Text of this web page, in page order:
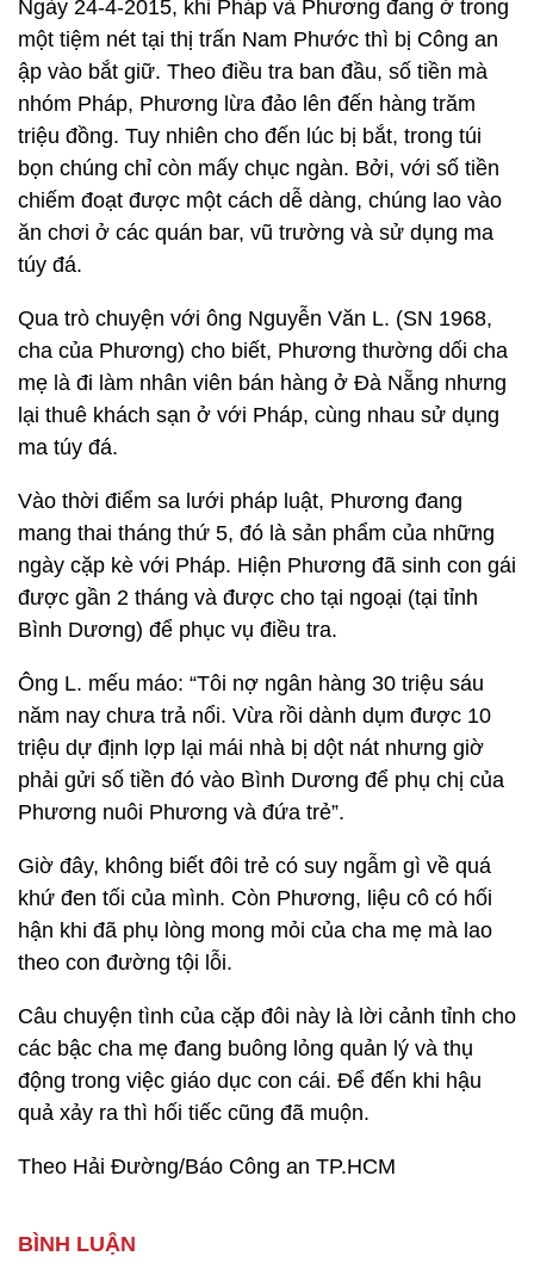
Ngày 24-4-2015, khi Pháp và Phương đang ở trong
một tiệm nét tại thị trấn Nam Phước thì bị Công an
ập vào bắt giữ. Theo điều tra ban đầu, số tiền mà
nhóm Pháp, Phương lừa đảo lên đến hàng trăm
triệu đồng. Tuy nhiên cho đến lúc bị bắt, trong túi
bọn chúng chỉ còn mấy chục ngàn. Bởi, với số tiền
chiếm đoạt được một cách dễ dàng, chúng lao vào
ăn chơi ở các quán bar, vũ trường và sử dụng ma
túy đá.
Qua trò chuyện với ông Nguyễn Văn L. (SN 1968,
cha của Phương) cho biết, Phương thường dối cha
mẹ là đi làm nhân viên bán hàng ở Đà Nẵng nhưng
lại thuê khách sạn ở với Pháp, cùng nhau sử dụng
ma túy đá.
Vào thời điểm sa lưới pháp luật, Phương đang
mang thai tháng thứ 5, đó là sản phẩm của những
ngày cặp kè với Pháp. Hiện Phương đã sinh con gái
được gần 2 tháng và được cho tại ngoại (tại tỉnh
Bình Dương) để phục vụ điều tra.
Ông L. mếu máo: “Tôi nợ ngân hàng 30 triệu sáu
năm nay chưa trả nổi. Vừa rồi dành dụm được 10
triệu dự định lợp lại mái nhà bị dột nát nhưng giờ
phải gửi số tiền đó vào Bình Dương để phụ chị của
Phương nuôi Phương và đứa trẻ”.
Giờ đây, không biết đôi trẻ có suy ngẫm gì về quá
khứ đen tối của mình. Còn Phương, liệu cô có hối
hận khi đã phụ lòng mong mỏi của cha mẹ mà lao
theo con đường tội lỗi.
Câu chuyện tình của cặp đôi này là lời cảnh tỉnh cho
các bậc cha mẹ đang buông lỏng quản lý và thụ
động trong việc giáo dục con cái. Để đến khi hậu
quả xảy ra thì hối tiếc cũng đã muộn.
Theo Hải Đường/Báo Công an TP.HCM